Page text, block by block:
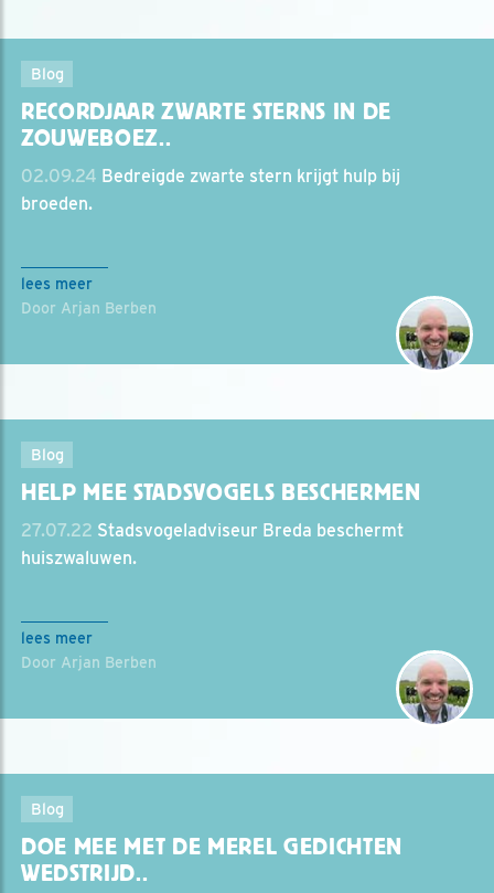
Blog
RECORDJAAR ZWARTE STERNS IN DE
ZOUWEBOEZ..
02.09.24 Bedreigde zwarte stern krijgt hulp bij
broeden.
lees meer
Door Arjan Berben
Blog
HELP MEE STADSVOGELS BESCHERMEN
27.07.22 Stadsvogeladviseur Breda beschermt
huiszwaluwen.
lees meer
Door Arjan Berben
Blog
DOE MEE MET DE MEREL GEDICHTEN
WEDSTRIJD..